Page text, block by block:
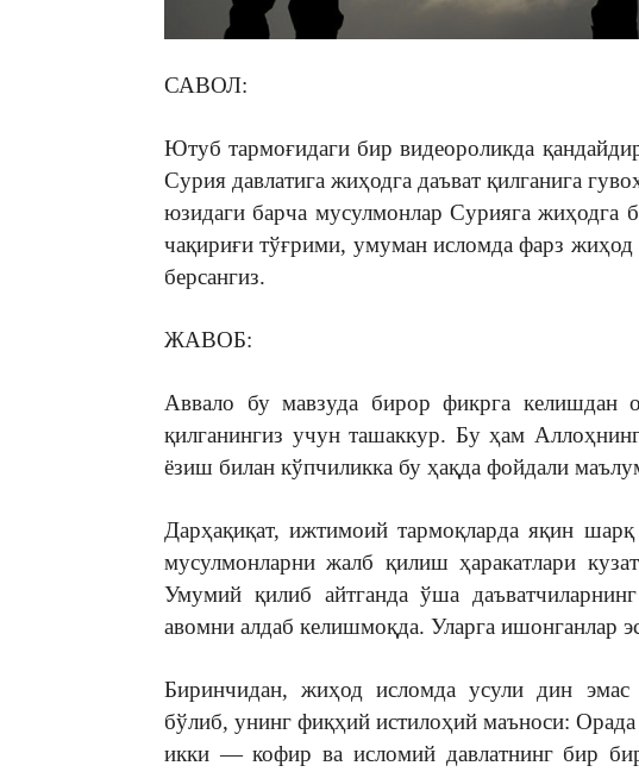
САВОЛ:
Ютуб тармоғидаги бир видеороликда
Сурия давлатига жиҳодга даъват қилганига
юзидаги барча мусулмонлар Сурияга жиҳодга
чақириғи тўғрими, умуман исломда фарз
берсангиз.
ЖАВОБ:
Аввало бу мавзуда бирор фикрга келишдан
қилганингиз учун ташаккур. Бу ҳам
ёзиш билан кўпчиликка бу ҳақда фойдали
Дарҳақиқат, ижтимоий тармоқларда яқин
мусулмонларни жалб қилиш ҳаракатлари
Умумий қилиб айтганда ўша
авомни алдаб келишмоқда. Уларга ишонганлар
Биринчидан, жиҳод исломда усули дин эмас
бўлиб, унинг фиқҳий истилоҳий маъноси:
икки — кофир ва исломий давлатнинг бир